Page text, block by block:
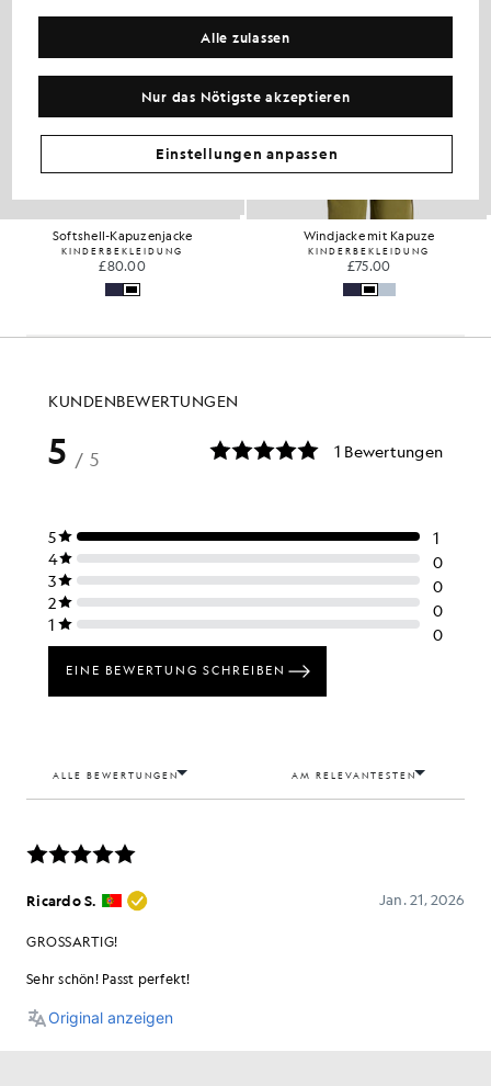
Softshell-Kapuzenjacke
KINDERBEKLEIDUNG
£80.00
Windjacke mit Kapuze
KINDERBEKLEIDUNG
£75.00
Nur das Nötigste akzeptieren
Alle zulassen
Einstellungen anpassen